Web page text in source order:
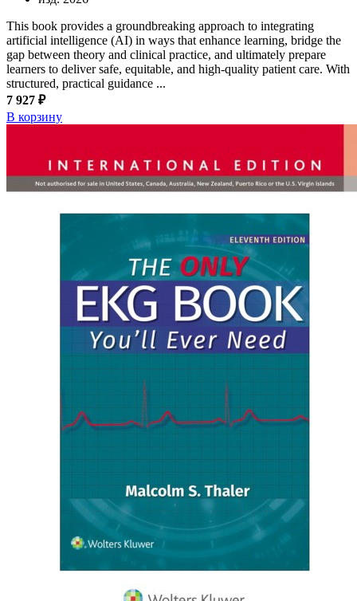
This book provides a groundbreaking approach to integrating
artificial intelligence (AI) in ways that enhance learning, bridge the
gap between theory and clinical practice, and ultimately prepare
learners to deliver safe, equitable, and high-quality patient care. With
structured, practical guidance ...
7 927 ₽
В корзину